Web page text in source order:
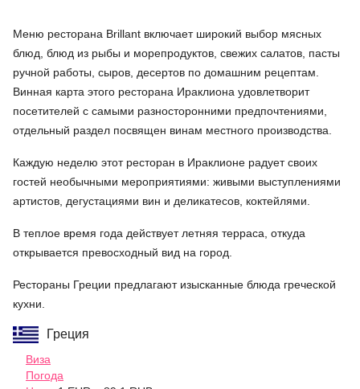
Меню ресторана Brillant включает широкий выбор мясных
блюд, блюд из рыбы и морепродуктов, свежих салатов, пасты
ручной работы, сыров, десертов по домашним рецептам.
Винная карта этого ресторана Ираклиона удовлетворит
посетителей с самыми разносторонними предпочтениями,
отдельный раздел посвящен винам местного производства.
Каждую неделю этот ресторан в Ираклионе радует своих
гостей необычными мероприятиями: живыми выступлениями
артистов, дегустациями вин и деликатесов, коктейлями.
В теплое время года действует летняя терраса, откуда
открывается превосходный вид на город.
Рестораны Греции предлагают изысканные блюда греческой
кухни.
Греция
Виза
Погода